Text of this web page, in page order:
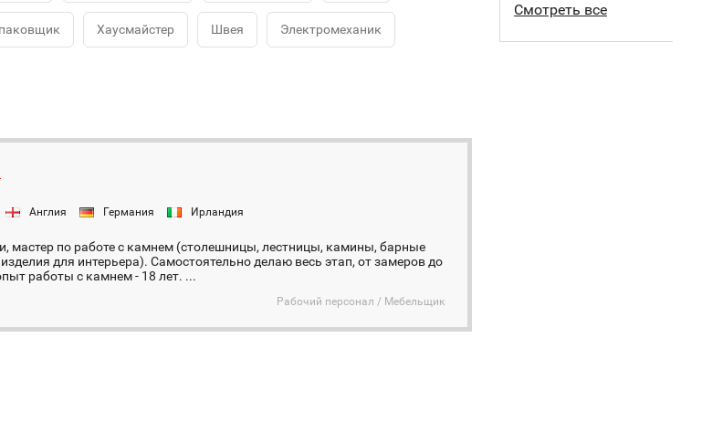
Хаусмайстер Швея Электромеханик
Англия Германия Ирландия
мастер по работе с камнем (столешницы, лестницы, камины, барные
для интерьера). Самостоятельно делаю весь этап, от замеров до
работы с камнем - 18 лет. ...
Рабочий персонал / Мебельщик
Смотреть все